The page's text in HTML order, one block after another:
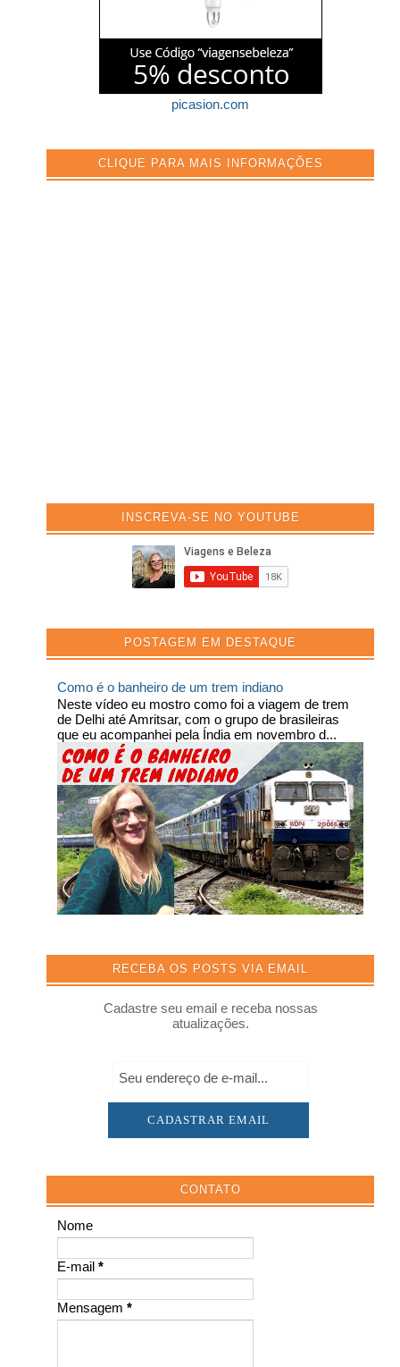
picasion.com
CLIQUE PARA MAIS INFORMAÇÕES
INSCREVA-SE NO YOUTUBE
POSTAGEM EM DESTAQUE
Como é o banheiro de um trem indiano
Neste vídeo eu mostro como foi a viagem de trem
de Delhi até Amritsar, com o grupo de brasileiras
que eu acompanhei pela Índia em novembro d...
RECEBA OS POSTS VIA EMAIL
Cadastre seu email e receba nossas
atualizações.
CONTATO
Nome
E-mail*
Mensagem*